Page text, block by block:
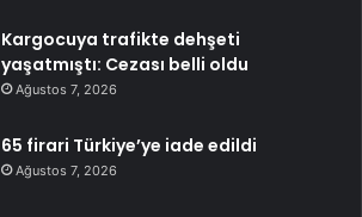
Kargocuya trafikte dehşeti
yaşatmıştı: Cezası belli oldu
Ağustos 7, 2026
65 firari Türkiye’ye iade edildi
Ağustos 7, 2026